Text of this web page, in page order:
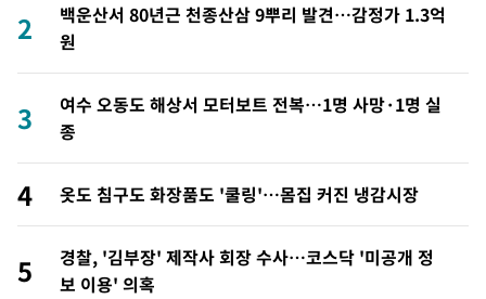
2
백운산서 80년근 천종산삼 9뿌리 발견…감정가 1.3억
원
3
여수 오동도 해상서 모터보트 전복…1명 사망·1명 실
종
4 옷도 침구도 화장품도 '쿨링'…몸집 커진 냉감시장
5
경찰, '김부장' 제작사 회장 수사…코스닥 '미공개 정
보 이용' 의혹